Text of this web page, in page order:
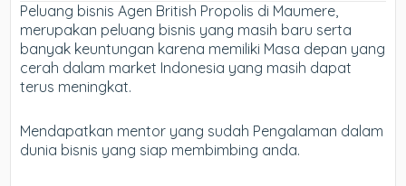
Peluang bisnis Agen British Propolis di Maumere,
merupakan peluang bisnis yang masih baru serta
banyak keuntungan karena memiliki Masa depan yang
cerah dalam market Indonesia yang masih dapat
terus meningkat.
Mendapatkan mentor yang sudah Pengalaman dalam
dunia bisnis yang siap membimbing anda.